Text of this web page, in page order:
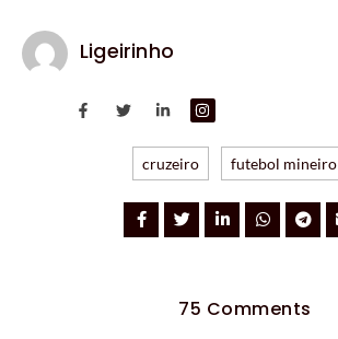
Ligeirinho
cruzeiro futebol mineiro
75 Comments